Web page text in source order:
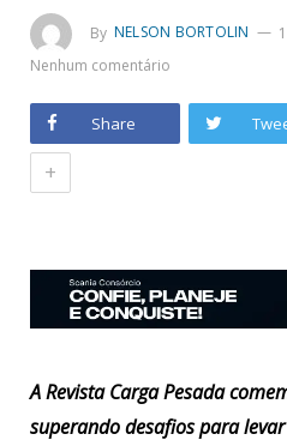
By NELSON BORTOLIN
Nenhum comentário
Share
+
A Revista Carga Pesada
superando desafios para